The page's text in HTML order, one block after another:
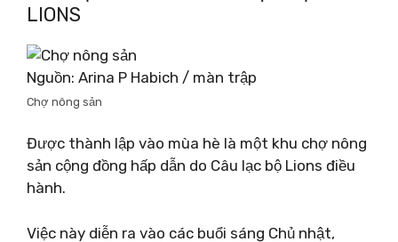
LIONS
Nguồn: Arina P Habich / màn trập
Chợ nông sản
Được thành lập vào mùa hè là một khu chợ nông
sản cộng đồng hấp dẫn do Câu lạc bộ Lions điều
hành.
Việc này diễn ra vào các buổi sáng Chủ nhật,